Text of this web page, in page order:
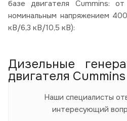
базе двигателя Cummins:
номинальным напряжением
кВ/6,3 кВ/10,5 кВ):
Дизельные
двигателя
Наши специалисты
интересующий